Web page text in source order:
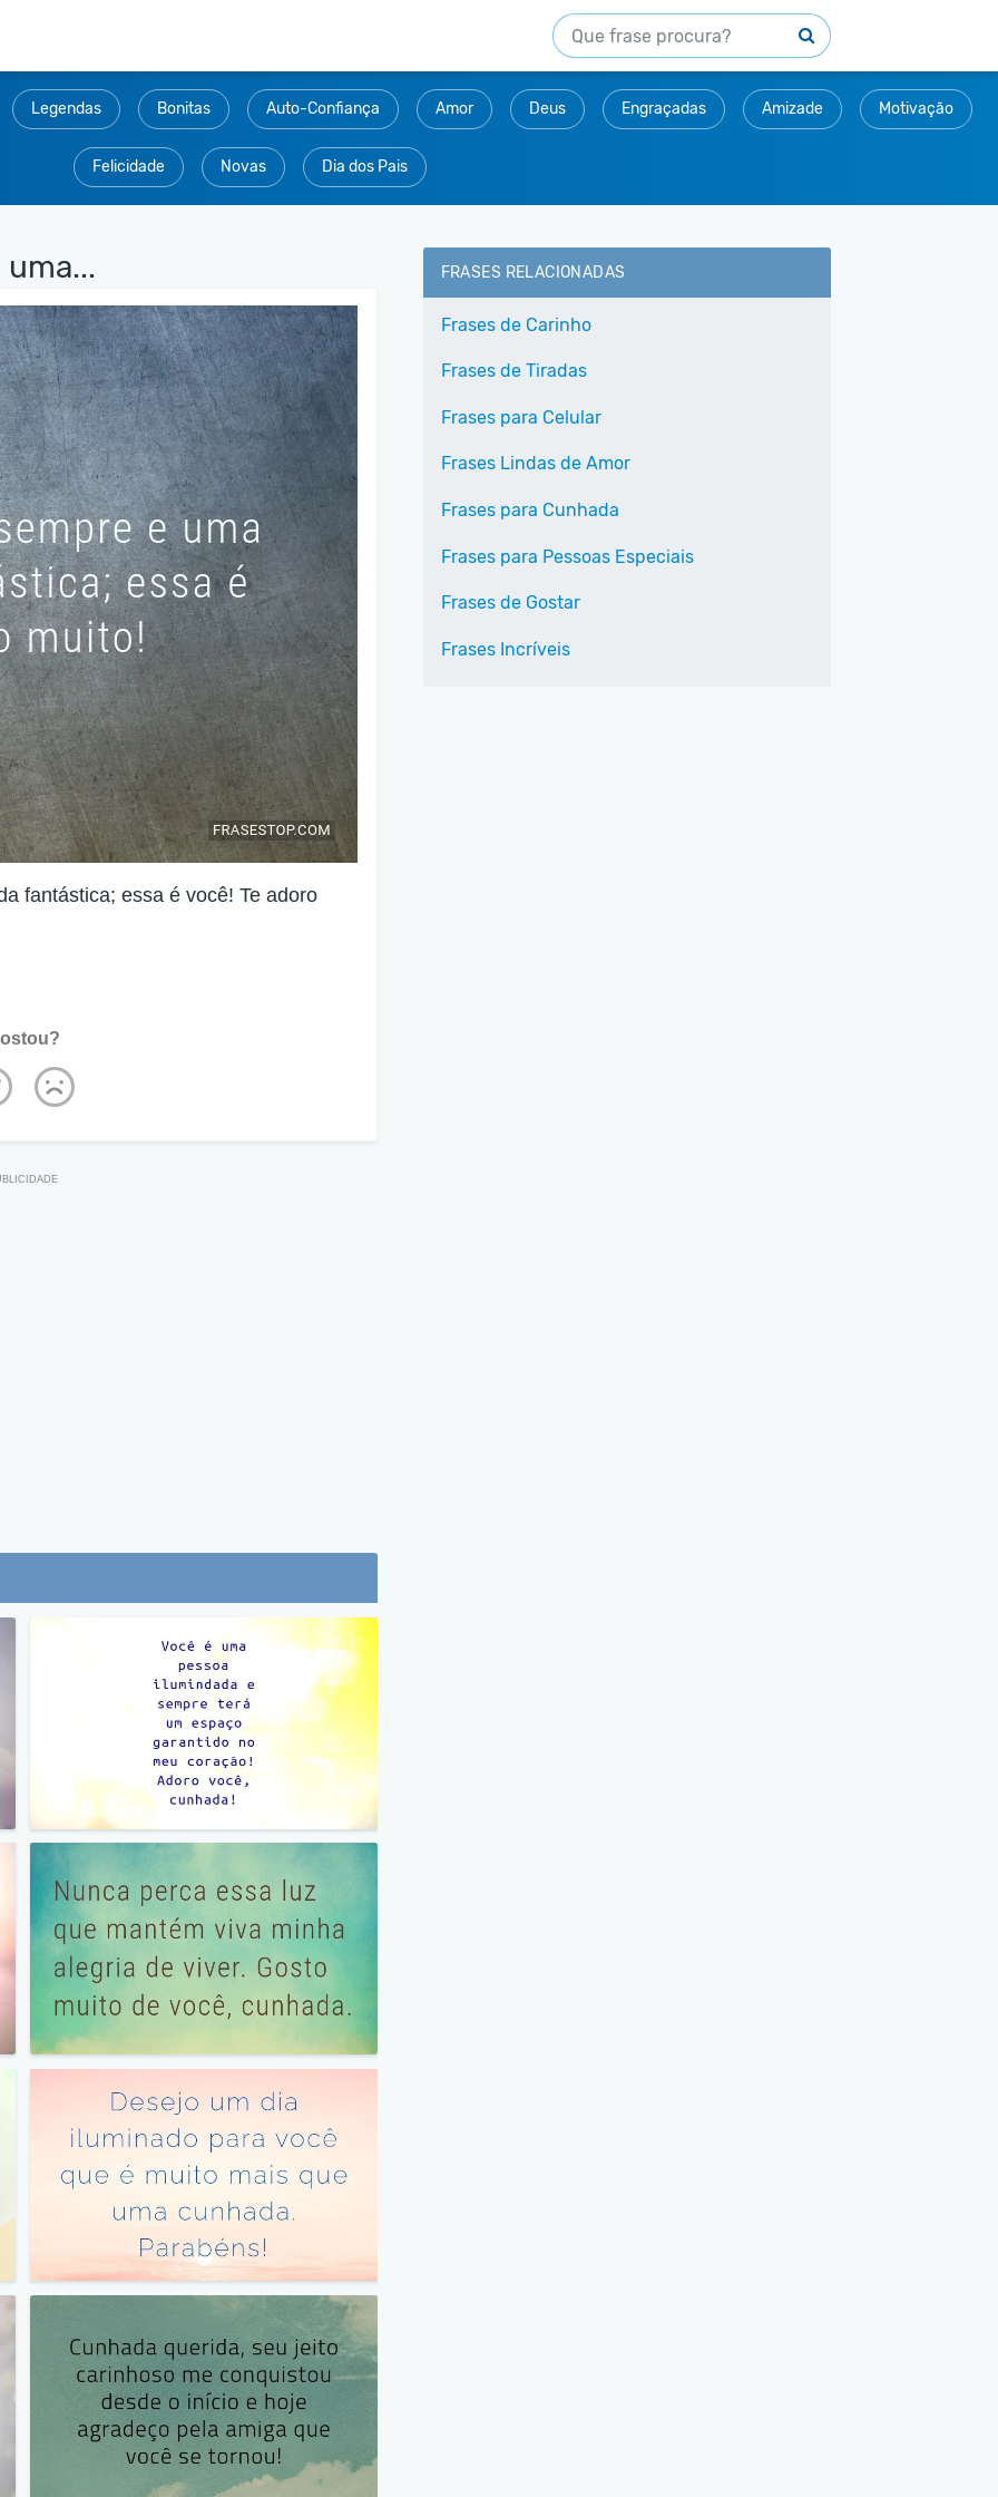
Legendas Bonitas Auto-Confiança Amor Deus Engraçadas Amizade Motivação
Felicidade Novas Dia dos Pais
fantástica; essa é você! Te adoro
FRASES RELACIONADAS
Frases de Carinho
Frases de Tiradas
Frases para Celular
Frases Lindas de Amor
Frases para Cunhada
Frases para Pessoas Especiais
Frases de Gostar
Frases Incríveis